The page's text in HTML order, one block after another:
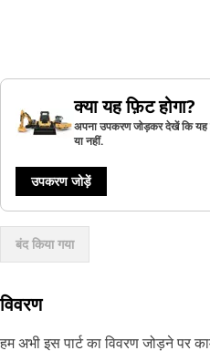
क्या यह फ़िट होगा?
अपना उपकरण जोड़कर देखें कि यह
या नहीं.
उपकरण जोड़ें
बंद किया गया
विवरण
हम अभी इस पार्ट का विवरण जोड़ने पर